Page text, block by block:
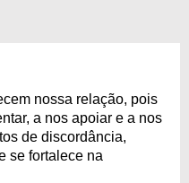
nossa relação, pois
a nos apoiar e a nos
de discordância,
se fortalece na